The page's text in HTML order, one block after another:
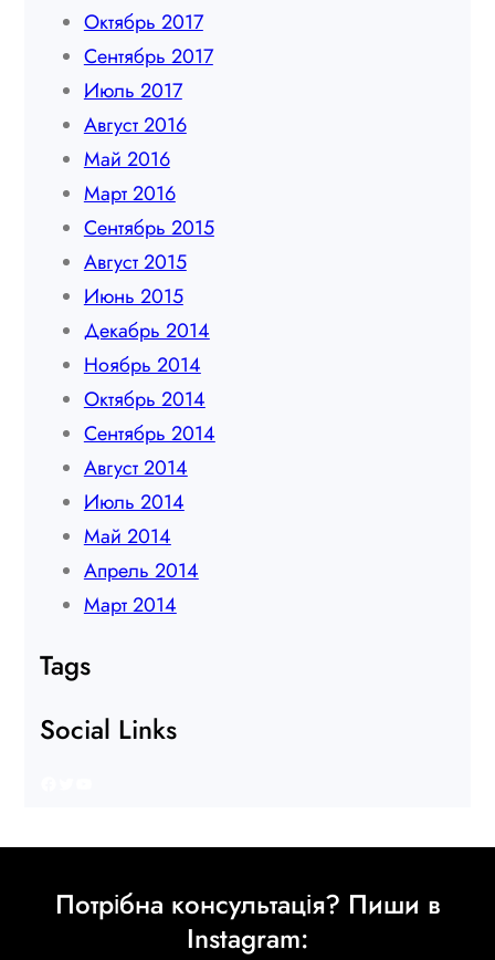
Октябрь 2017
Сентябрь 2017
Июль 2017
Август 2016
Май 2016
Март 2016
Сентябрь 2015
Август 2015
Июнь 2015
Декабрь 2014
Ноябрь 2014
Октябрь 2014
Сентябрь 2014
Август 2014
Июль 2014
Май 2014
Апрель 2014
Март 2014
Tags
Social Links
Потрібна консультація? Пиши в
Instagram: